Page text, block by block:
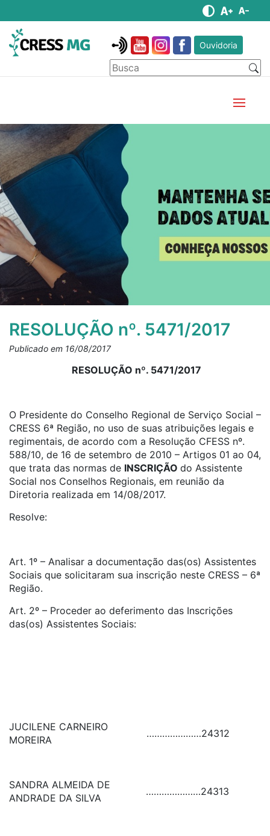
Ouvidoria
RESOLUÇÃO nº. 5471/2017
Publicado em 16/08/2017
RESOLUÇÃO nº. 5471/2017
O Presidente do Conselho Regional de Serviço Social –
CRESS 6ª Região, no uso de suas atribuições legais e
regimentais, de acordo com a Resolução CFESS nº.
588/10, de 16 de setembro de 2010 – Artigos 01 ao 04,
que trata das normas de INSCRIÇÃO do Assistente
Social nos Conselhos Regionais, em reunião da
Diretoria realizada em 14/08/2017.
Resolve:
Art. 1º – Analisar a documentação das(os) Assistentes
Sociais que solicitaram sua inscrição neste CRESS – 6ª
Região.
Art. 2º – Proceder ao deferimento das Inscrições
das(os) Assistentes Sociais:
JUCILENE CARNEIRO
MOREIRA
…………………24312
SANDRA ALMEIDA DE
ANDRADE DA SILVA
…………………24313